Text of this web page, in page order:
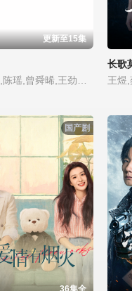
更新至15集
长歌
国产剧
36集全